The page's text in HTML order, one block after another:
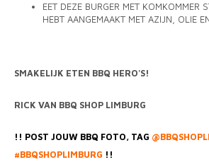
EET DEZE BURGER MET KOMKOMMER
HEBT AANGEMAAKT MET AZIJN, OLIE
SMAKELIJK ETEN BBQ HERO'S!
RICK VAN BBQ SHOP LIMBURG
!! POST JOUW BBQ FOTO, TAG
#BBQSHOPLIMBURG !!